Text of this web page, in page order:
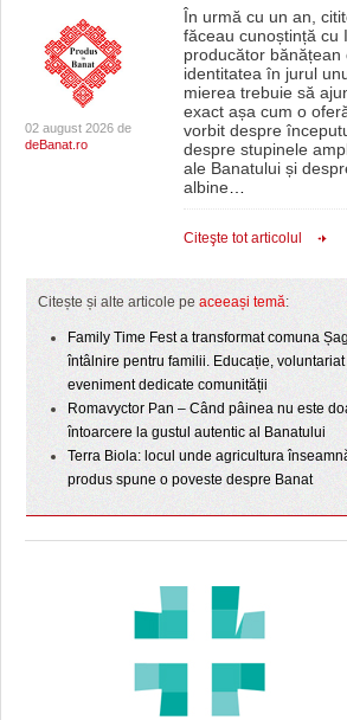
02 august 2026 de
deBanat.ro
În urmă cu un an,
făceau cunoștință cu
producător
identitatea în jurul
mierea trebuie să
exact așa cum o
vorbit despre
despre stupinele
ale Banatului și
albine…
Citeşte tot articolul
Citește și alte articole pe aceeași temă:
Family Time Fest a transformat comuna
întâlnire pentru familii. Educație,
eveniment dedicate comunității
Romavyctor Pan – Când pâinea nu este
întoarcere la gustul autentic al Banatului
Terra Biola: locul unde agricultura
produs spune o poveste despre Banat